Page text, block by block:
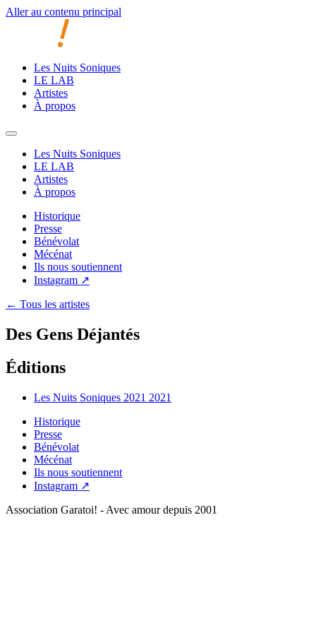
Aller au contenu principal
Les Nuits Soniques
LE LAB
Artistes
À propos
Les Nuits Soniques
LE LAB
Artistes
À propos
Historique
Presse
Bénévolat
Mécénat
Ils nous soutiennent
Instagram ↗
← Tous les artistes
Des Gens Déjantés
Éditions
Les Nuits Soniques 2021 2021
Historique
Presse
Bénévolat
Mécénat
Ils nous soutiennent
Instagram ↗
Association Garatoi! - Avec amour depuis 2001